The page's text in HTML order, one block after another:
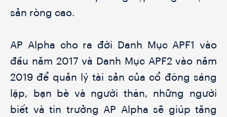
sản ròng cao.
AP Alpha cho ra đời Danh Mục APF1 vào
đầu năm 2017 và Danh Mục APF2 vào năm
2019 để quản lý tài sản của cổ đông sáng
lập, bạn bè và người thân, những người
biết và tin trưởng AP Alpha sẽ giúp tăng